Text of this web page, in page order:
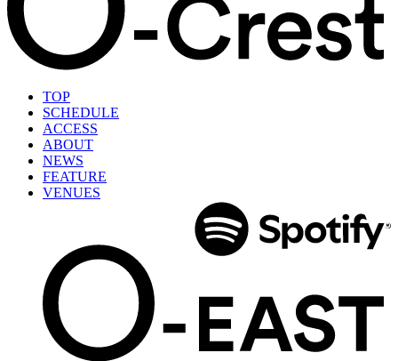
TOP
SCHEDULE
ACCESS
ABOUT
NEWS
FEATURE
VENUES